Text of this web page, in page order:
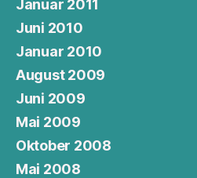
Januar 2011
Juni 2010
Januar 2010
August 2009
Juni 2009
Mai 2009
Oktober 2008
Mai 2008